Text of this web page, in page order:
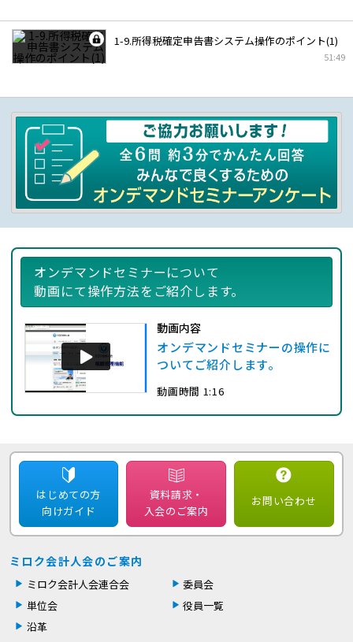
1-9.所得税確定申告書システム操作のポイント(1)
51:49
オンデマンドセミナーについて
動画にて操作方法をご紹介します。
動画内容
オンデマンドセミナーの操作に
ついてご紹介します。
動画時間 1:16
はじめての方
向けガイド
資料請求・
入会のご案内
お問い合わせ
ミロク会計人会のご案内
ミロク会計人会連合会
委員会
単位会
役員一覧
沿革